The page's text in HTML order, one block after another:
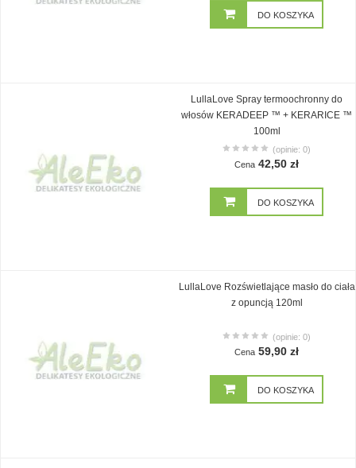
DO KOSZYKA
LullaLove Spray termoochronny do
włosów KERADEEP ™ + KERARICE ™
100ml
(opinie: 0)
Cena 42,50 zł
DO KOSZYKA
LullaLove Rozświetlające masło do ciała
z opuncją 120ml
(opinie: 0)
Cena 59,90 zł
DO KOSZYKA